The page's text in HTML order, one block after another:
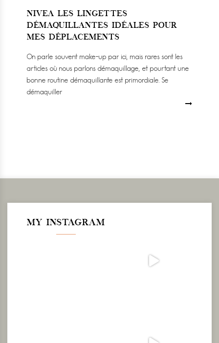
NIVEA LES LINGETTES
DÉMAQUILLANTES IDÉALES POUR
MES DÉPLACEMENTS
On parle souvent make-up par ici, mais rares sont les
articles où nous parlons démaquillage, et pourtant une
bonne routine démaquillante est primordiale. Se
démaquiller
MY INSTAGRAM